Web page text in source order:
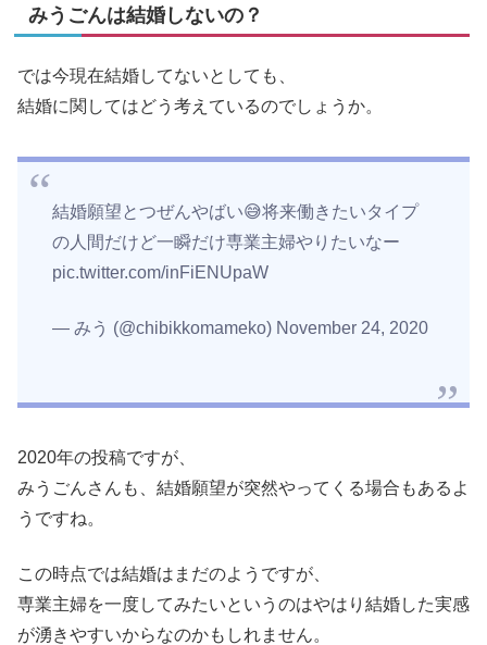
みうごんは結婚しないの？
では今現在結婚してないとしても、
結婚に関してはどう考えているのでしょうか。
結婚願望とつぜんやばい😅将来働きたいタイプ
の人間だけど一瞬だけ専業主婦やりたいなー
pic.twitter.com/inFiENUpaW
— みう (@chibikkomameko) November 24, 2020
2020年の投稿ですが、
みうごんさんも、結婚願望が突然やってくる場合もあるよ
うですね。
この時点では結婚はまだのようですが、
専業主婦を一度してみたいというのはやはり結婚した実感
が湧きやすいからなのかもしれません。